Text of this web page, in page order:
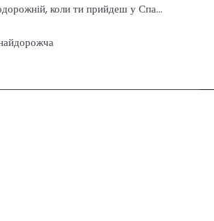
коли ти прийдеш у Спа…